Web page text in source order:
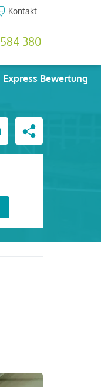
Kontakt
380
Express Bewertung